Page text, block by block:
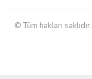
© Tüm hakları